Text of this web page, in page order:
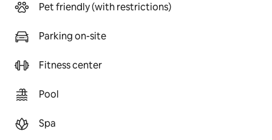
Pet friendly (with restrictions)
Parking on-site
Fitness center
Pool
Spa